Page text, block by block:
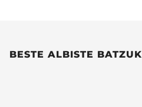
BESTE ALBISTE BATZUK